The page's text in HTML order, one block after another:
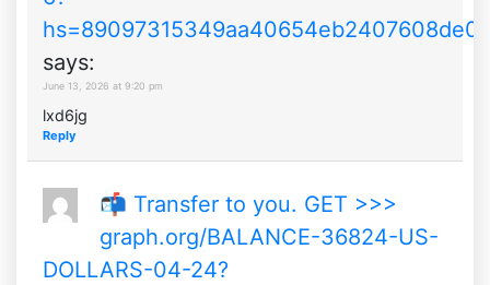
says:
June 13, 2026 at 9:20 pm
lxd6jg
Reply
📬 Transfer to you. GET >>>
graph.org/BALANCE-36824-US-
DOLLARS-04-24?